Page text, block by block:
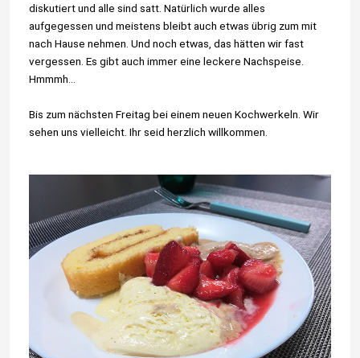
diskutiert und alle sind satt. Natürlich wurde alles
aufgegessen und meistens bleibt auch etwas übrig zum mit
nach Hause nehmen. Und noch etwas, das hätten wir fast
vergessen. Es gibt auch immer eine leckere Nachspeise.
Hmmmh…
Bis zum nächsten Freitag bei einem neuen Kochwerkeln. Wir
sehen uns vielleicht. Ihr seid herzlich willkommen.